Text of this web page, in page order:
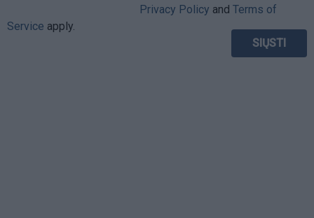
Privacy Policy and Terms of
Service apply.